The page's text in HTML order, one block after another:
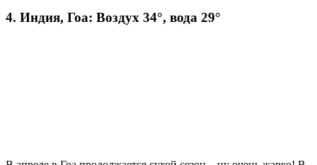
4. Индия, Гоа: Воздух 34°, вода 29°